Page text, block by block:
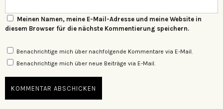
Meinen Namen, meine E-Mail-Adresse und meine Website in
diesem Browser für die nächste Kommentierung speichern.
Benachrichtige mich über nachfolgende Kommentare via E-Mail.
Benachrichtige mich über neue Beiträge via E-Mail.